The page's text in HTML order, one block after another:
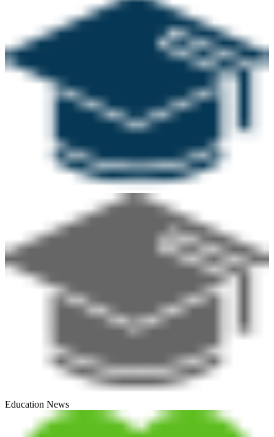
Education News